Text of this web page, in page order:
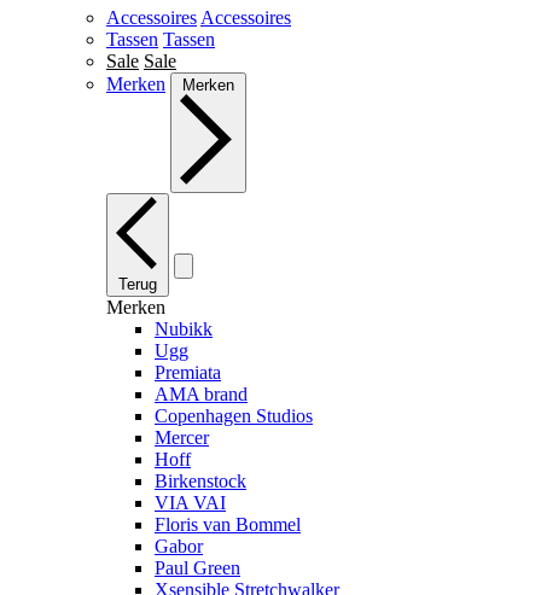
Accessoires Accessoires
Tassen Tassen
Sale Sale
Merken
Merken
Terug
Merken
Nubikk
Ugg
Premiata
AMA brand
Copenhagen Studios
Mercer
Hoff
Birkenstock
VIA VAI
Floris van Bommel
Gabor
Paul Green
Xsensible Stretchwalker